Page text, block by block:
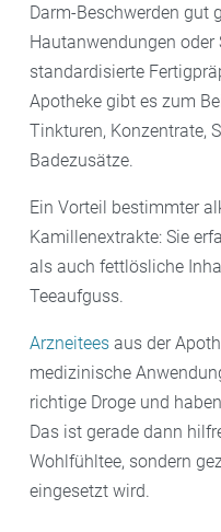
Darm-Beschwerden gut
Hautanwendungen
standardisierte
Apotheke gibt es zum
Tinkturen, Konzentrate,
Badezusätze.
Ein Vorteil bestimmter
Kamillenextrakte: Sie
als auch fettlösliche
Teeaufguss.
Arzneitees aus der
medizinische
richtige Droge und
Das ist gerade dann
Wohlfühltee, sondern
eingesetzt wird.